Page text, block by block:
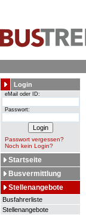
Login
eMail oder ID:
Passwort:
Passwort vergessen?
Noch kein Login?
Startseite
Busvermittlung
Stellenangebote
Busfahrerliste
Stellenangebote